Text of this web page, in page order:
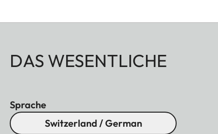
DAS WESENTLICHE
Sprache
Switzerland / German